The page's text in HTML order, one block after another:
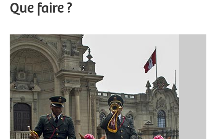
Que faire ?